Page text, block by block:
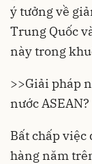
ý tưởng về
Trung Quốc
này trong
>>Giải pháp
nước ASEAN?
Bất chấp việc
hàng năm